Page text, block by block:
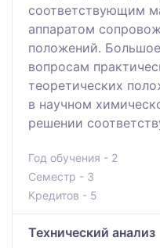
соответствующим
аппаратом
положений.
вопросам
теоретических
в научном
решении
Год обучения - 2
Семестр - 3
Кредитов - 5
Технический анализ